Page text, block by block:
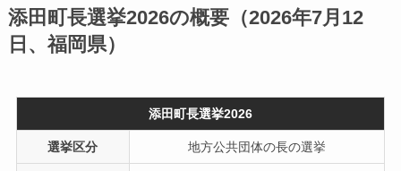
添田町長選挙2026の概要（2026年7月12
日、福岡県）
添田町長選挙2026
選挙区分 地方公共団体の長の選挙